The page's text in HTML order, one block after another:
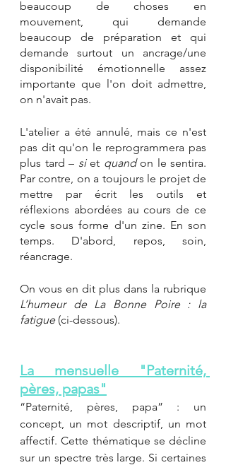
beaucoup de choses en
mouvement, qui demande
beaucoup de préparation et qui
demande surtout un ancrage/une
disponibilité émotionnelle assez
importante que l'on doit admettre,
on n'avait pas.
L'atelier a été annulé, mais ce n'est
pas dit qu'on le reprogrammera pas
plus tard – si et quand on le sentira.
Par contre, on a toujours le projet de
mettre par écrit les outils et
réflexions abordées au cours de ce
cycle sous forme d'un zine. En son
temps. D'abord, repos, soin,
réancrage.
L’humeur de La Bonne Poire : la
fatigue (ci-dessous).
La mensuelle "Paternité,
pères, papas"
“Paternité, pères, papa” : un
concept, un mot descriptif, un mot
affectif. Cette thématique se décline
sur un spectre très large. Si certaines